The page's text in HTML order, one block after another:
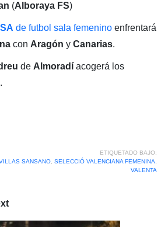
(Alboraya FS)
de futbol sala femenino enfrentará
con Aragón y Canarias.
de Almoradíacogerá los
.
ETIQUETADO BAJO:
SANSANO, SELECCIÓ VALENCIANA FEMENINA
VALENTA